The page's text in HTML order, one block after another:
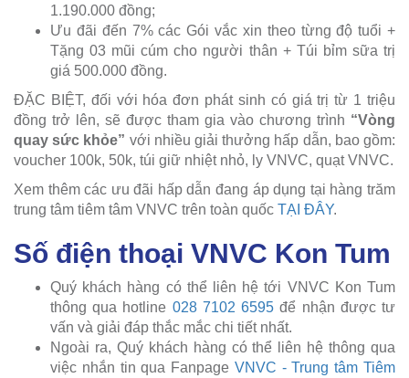
1.190.000 đồng;
Ưu đãi đến 7% các Gói vắc xin theo từng độ tuổi +
Tặng 03 mũi cúm cho người thân + Túi bỉm sữa trị
giá 500.000 đồng.
ĐẶC BIỆT, đối với hóa đơn phát sinh có giá trị từ 1 triệu
đồng trở lên, sẽ được tham gia vào chương trình “Vòng
quay sức khỏe” với nhiều giải thưởng hấp dẫn, bao gồm:
voucher 100k, 50k, túi giữ nhiệt nhỏ, ly VNVC, quạt VNVC.
Xem thêm các ưu đãi hấp dẫn đang áp dụng tại hàng trăm
trung tâm tiêm tâm VNVC trên toàn quốc TẠI ĐÂY.
Số điện thoại VNVC Kon Tum
Quý khách hàng có thể liên hệ tới VNVC Kon Tum
thông qua hotline 028 7102 6595 để nhận được tư
vấn và giải đáp thắc mắc chi tiết nhất.
Ngoài ra, Quý khách hàng có thể liên hệ thông qua
việc nhắn tin qua Fanpage VNVC - Trung tâm Tiêm